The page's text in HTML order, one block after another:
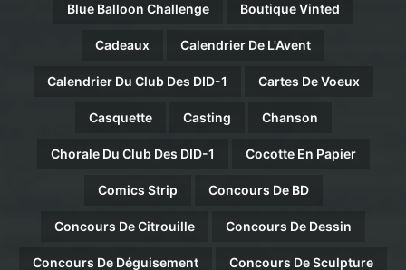
Blue Balloon Challenge Boutique Vinted
Cadeaux Calendrier De L'Avent
Calendrier Du Club Des DID-1 Cartes De Voeux
Casquette Casting Chanson
Chorale Du Club Des DID-1 Cocotte En Papier
Comics Strip Concours De BD
Concours De Citrouille Concours De Dessin
Concours De Déguisement Concours De Sculpture